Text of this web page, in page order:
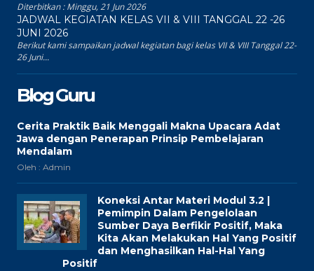
Diterbitkan :Minggu, 21 Jun 2026
JADWAL KEGIATAN KELAS VII & VIII TANGGAL 22 -26
JUNI 2026
Berikut kami sampaikan jadwal kegiatan bagi kelas VII & VIII Tanggal 22-
26 Juni...
Blog Guru
Cerita Praktik Baik Menggali Makna Upacara Adat
Jawa dengan Penerapan Prinsip Pembelajaran
Mendalam
Oleh : Admin
Koneksi Antar Materi Modul 3.2 |
Pemimpin Dalam Pengelolaan
Sumber Daya Berfikir Positif, Maka
Kita Akan Melakukan Hal Yang Positif
dan Menghasilkan Hal-Hal Yang
Positif